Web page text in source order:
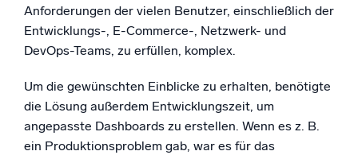
Anforderungen der vielen Benutzer, einschließlich der
Entwicklungs-, E-Commerce-, Netzwerk- und
DevOps-Teams, zu erfüllen, komplex.
Um die gewünschten Einblicke zu erhalten, benötigte
die Lösung außerdem Entwicklungszeit, um
angepasste Dashboards zu erstellen. Wenn es z. B.
ein Produktionsproblem gab, war es für das